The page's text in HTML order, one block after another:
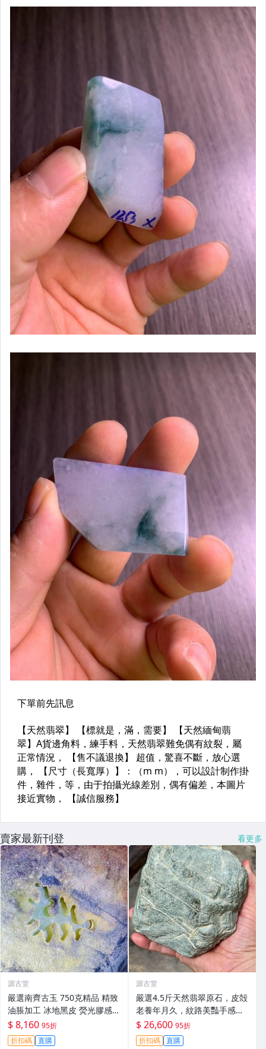
賣家最新刊登 看更多
源古堂
嚴選南齊古玉 750克精品 精致
油脹加工 冰地黑皮 熒光膠感收
藏佳品 古玉 玉器 錢幣
$ 8,160 95折
折扣碼 直購
源古堂
嚴選4.5斤天然翡翠原石，皮殻
老養年月久，紋路美豔手感
佳，適宜製作手鏈或珍藏#翡
翠 #天然翡翠 #A貨翡翠玉石
$ 26,600 95折
折扣碼 直購